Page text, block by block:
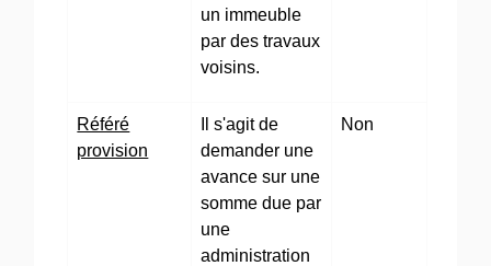
un immeuble
par des travaux
voisins.
Référé
provision
Il s'agit de
demander une
avance sur une
somme due par
une
administration
Non